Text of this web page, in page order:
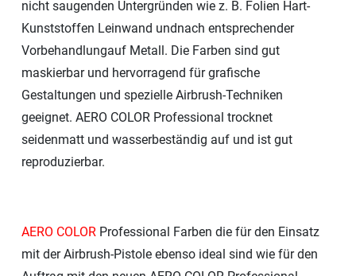
nicht saugenden Untergründen wie z. B. Folien Hart-
Kunststoffen Leinwand undnach entsprechender
Vorbehandlungauf Metall. Die Farben sind gut
maskierbar und hervorragend für grafische
Gestaltungen und spezielle Airbrush-Techniken
geeignet. AERO COLOR Professional trocknet
seidenmatt und wasserbeständig auf und ist gut
reproduzierbar.
AERO COLOR Professional Farben die für den Einsatz
mit der Airbrush-Pistole ebenso ideal sind wie für den